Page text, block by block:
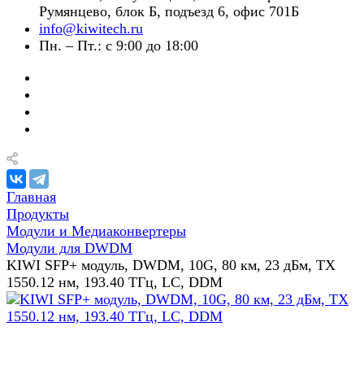
Румянцево, блок Б, подъезд 6, офис 701Б
info@kiwitech.ru
Пн. – Пт.: с 9:00 до 18:00
Главная
Продукты
Модули и Медиаконвертеры
Модули для DWDM
KIWI SFP+ модуль, DWDM, 10G, 80 км, 23 дБм, TX
1550.12 нм, 193.40 ТГц, LC, DDM